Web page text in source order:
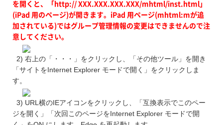
を開くと、「http:// XXX.XXX.XXX.XXX/mhtml/inst.html」
(iPad 用のページ)が開きます。iPad 用ページ(mhtml:mが追
加されている)ではグループ管理情報の変更はできませんので注
意してください。
2) 右上の「・・・」をクリックし、「その他ツール」を開き
「サイトをInternet Explorer モードで開く」をクリックしま
す。
3) URL横のIEアイコンをクリックし、「互換表示でこのペー
ジを開く」「次回このページをInternet Explorer モードで開